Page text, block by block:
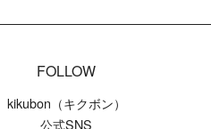
FOLLOW
kikubon（キクボン）
公式SNS